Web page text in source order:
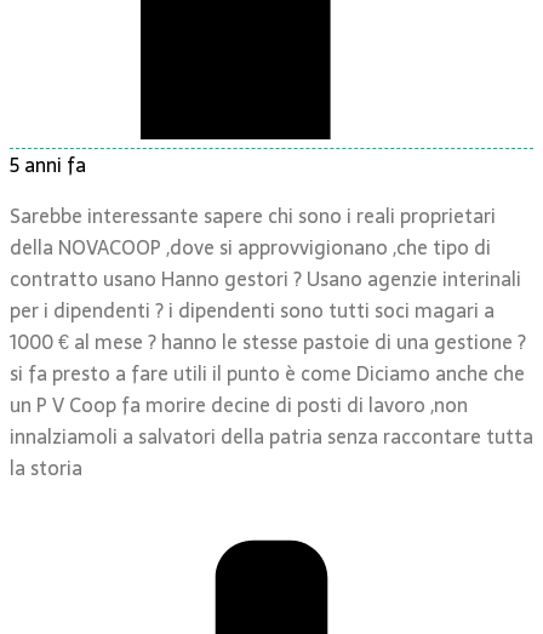
5 anni fa
Sarebbe interessante sapere chi sono i reali proprietari
della NOVACOOP ,dove si approvvigionano ,che tipo di
contratto usano Hanno gestori ? Usano agenzie interinali
per i dipendenti ? i dipendenti sono tutti soci magari a
1000 € al mese ? hanno le stesse pastoie di una gestione ?
si fa presto a fare utili il punto è come Diciamo anche che
un P V Coop fa morire decine di posti di lavoro ,non
innalziamoli a salvatori della patria senza raccontare tutta
la storia